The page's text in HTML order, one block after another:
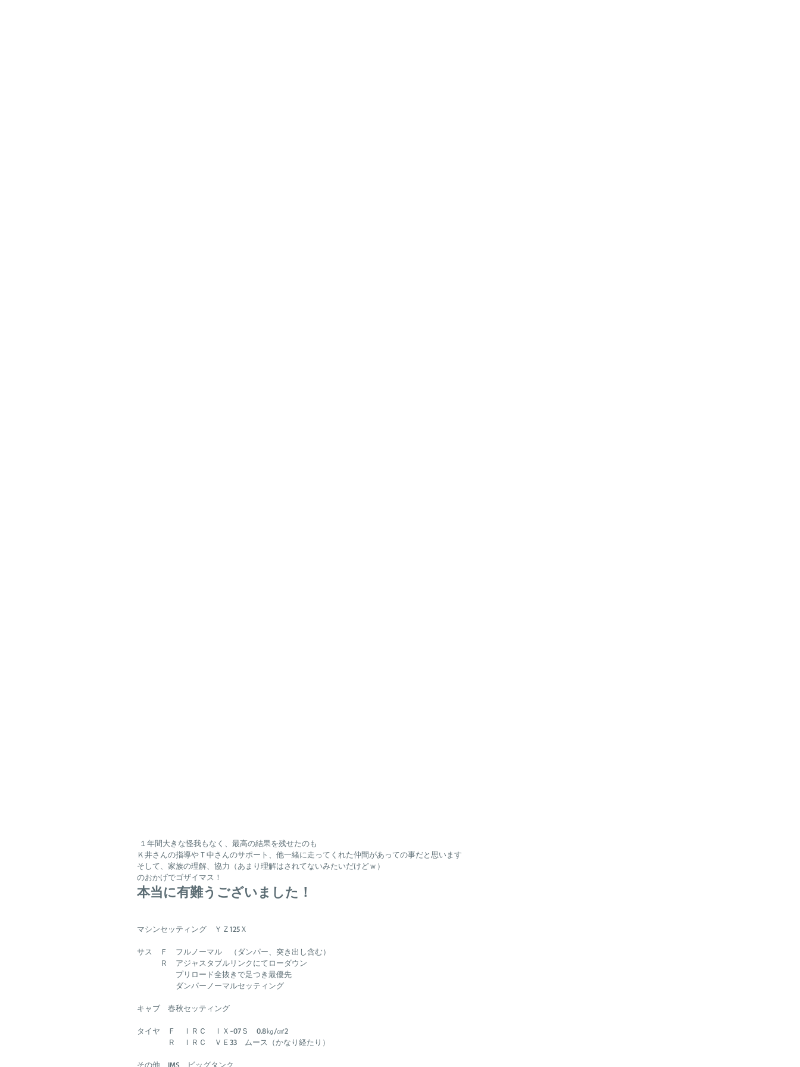
１年間大きな怪我もなく、最高の結果を残せたのも
Ｋ井さんの指導やＴ中さんのサポート、他一緒に走ってくれた仲間があっての事だと思います
そして、家族の理解、協力（あまり理解はされてないみたいだけどｗ）
のおかげでゴザイマス！
本当に有難うございました！
マシンセッティング　ＹＺ125Ｘ
サス　Ｆ　フルノーマル　（ダンパー、突き出し含む）
Ｒ　アジャスタブルリンクにてローダウン
プリロード全抜きで足つき最優先
ダンパーノーマルセッティング
キャブ　春秋セッティング
タイヤ　Ｆ　ＩＲＣ　ＩＸ-07Ｓ　0.8㎏/㎠2
Ｒ　ＩＲＣ　ＶＥ33　ムース（かなり経たり）
その他　IMS　ビッグタンク